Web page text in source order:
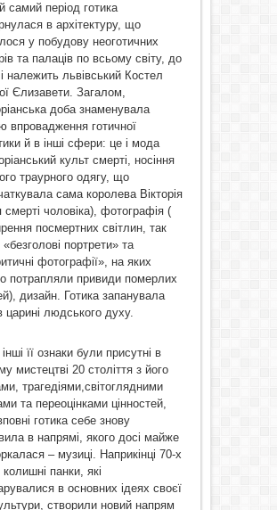
самий період готика
в архітектуру, що
у побудову неоготичних
та палаців по всьому світу, до
належить львівський Костел
Єлизавети. Загалом,
доба знаменувала
впровадження готичної
й в інші сфери: це і мода
культ смерті, носіння
траурного одягу, що
сама королева Вікторія
смерті чоловіка), фотографія (
посмертних світлин, так
«безголові портрети» та
фотографії», на яких
потрапляли привиди померлих
дизайн. Готика запанувала
царині людського духу.
її ознаки були присутні в
мистецтві 20 століття з його
трагедіями,світоглядними
та переоцінками цінностей,
готика себе знову
в напрямі, якого досі майже
– музиці. Наприкінці 70-х
колишні панки, які
в основних ідеях своєї
створили новий напрям